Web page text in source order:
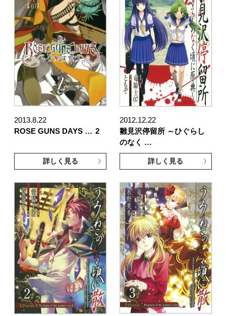
2013.8.22
ROSE GUNS DAYS … 2
詳しく見る
2012.12.22
雛見沢停留所 ～ひぐらし
のなく …
詳しく見る